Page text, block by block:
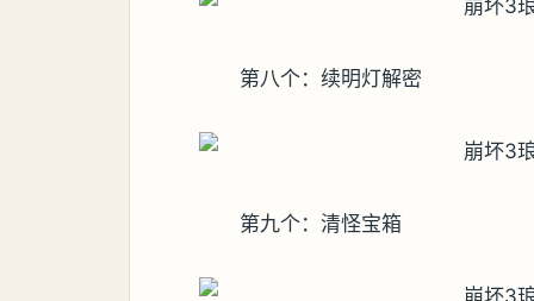
第八个：续明灯解密
第九个：清怪宝箱